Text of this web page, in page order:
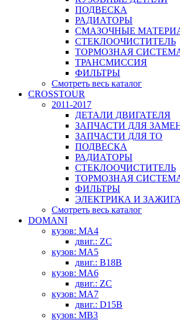
ПОДВЕСКА
РАДИАТОРЫ
СМАЗОЧНЫЕ
СТЕКЛООЧИСТИТЕЛЬ
ТОРМОЗНАЯ
ТРАНСМИССИЯ
ФИЛЬТРЫ
Смотреть весь каталог
CROSSTOUR
2011-2017
ДЕТАЛИ ДВИГАТЕЛЯ
ЗАПЧАСТИ ДЛЯ
ЗАПЧАСТИ ДЛЯ ТО
ПОДВЕСКА
РАДИАТОРЫ
СТЕКЛООЧИСТИТЕЛЬ
ТОРМОЗНАЯ
ФИЛЬТРЫ
ЭЛЕКТРИКА И
Смотреть весь каталог
DOMANI
кузов: MA4
двиг.: ZC
кузов: MA5
двиг.: B18B
кузов: MA6
двиг.: ZC
кузов: MA7
двиг.: D15B
кузов: MB3